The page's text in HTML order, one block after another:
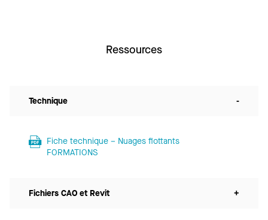
Ressources
Technique -
Fiche technique – Nuages flottants
FORMATIONS
Fichiers CAO et Revit +